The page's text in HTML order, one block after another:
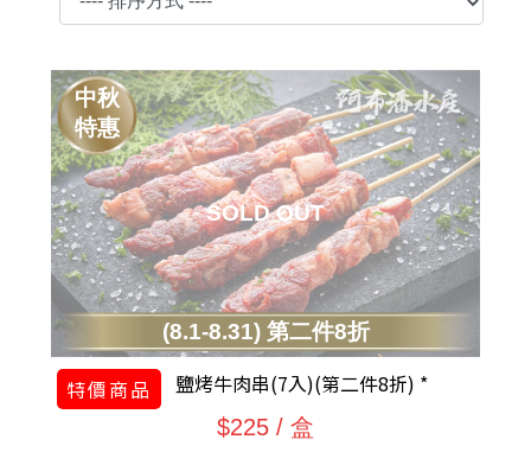
(8.1-8.31) 第二件8折
中秋
特惠
特價商品 鹽烤牛肉串(7入)(第二件8折) *
$225 / 盒